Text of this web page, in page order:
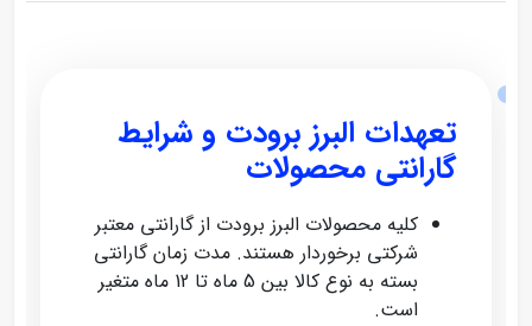
تعهدات البرز برودت و شرایط
گارانتی محصولات
کلیه محصولات البرز برودت از گارانتی معتبر
شرکتی برخوردار هستند. مدت زمان گارانتی
بسته به نوع کالا بین 5 ماه تا 12 ماه متغیر
است.